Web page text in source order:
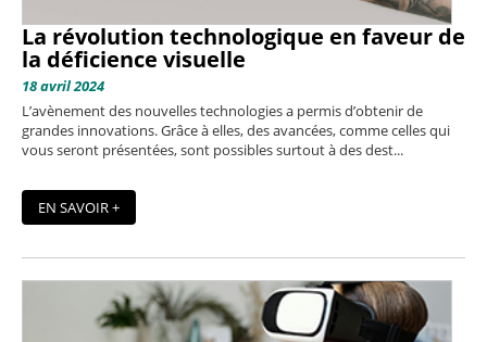
La révolution technologique en faveur de
la déficience visuelle
18 avril 2024
L’avènement des nouvelles technologies a permis d’obtenir de
grandes innovations. Grâce à elles, des avancées, comme celles qui
vous seront présentées, sont possibles surtout à des dest...
EN SAVOIR +